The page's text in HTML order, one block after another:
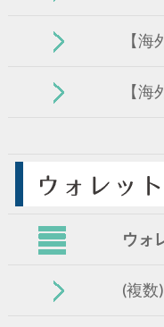
【
【
ウォ
(複数